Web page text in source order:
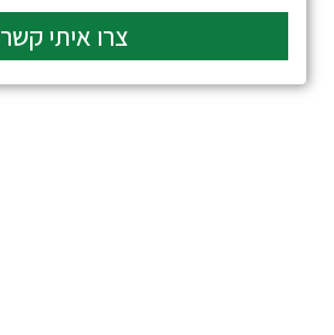
צרו איתי קשר